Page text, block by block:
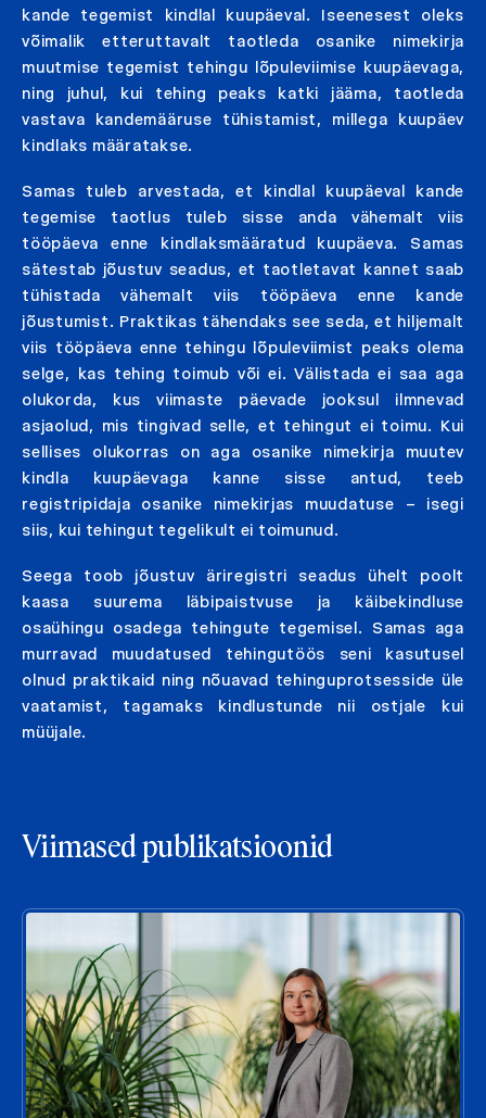
kande tegemist kindlal kuupäeval. Iseenesest oleks
võimalik etteruttavalt taotleda osanike nimekirja
muutmise tegemist tehingu lõpuleviimise kuupäevaga,
ning juhul, kui tehing peaks katki jääma, taotleda
vastava kandemääruse tühistamist, millega kuupäev
kindlaks määratakse.
Samas tuleb arvestada, et kindlal kuupäeval kande
tegemise taotlus tuleb sisse anda vähemalt viis
tööpäeva enne kindlaksmääratud kuupäeva. Samas
sätestab jõustuv seadus, et taotletavat kannet saab
tühistada vähemalt viis tööpäeva enne kande
jõustumist. Praktikas tähendaks see seda, et hiljemalt
viis tööpäeva enne tehingu lõpuleviimist peaks olema
selge, kas tehing toimub või ei. Välistada ei saa aga
olukorda, kus viimaste päevade jooksul ilmnevad
asjaolud, mis tingivad selle, et tehingut ei toimu. Kui
sellises olukorras on aga osanike nimekirja muutev
kindla kuupäevaga kanne sisse antud, teeb
registripidaja osanike nimekirjas muudatuse – isegi
siis, kui tehingut tegelikult ei toimunud.
Seega toob jõustuv äriregistri seadus ühelt poolt
kaasa suurema läbipaistvuse ja käibekindluse
osaühingu osadega tehingute tegemisel. Samas aga
murravad muudatused tehingutöös seni kasutusel
olnud praktikaid ning nõuavad tehinguprotsesside üle
vaatamist, tagamaks kindlustunde nii ostjale kui
müüjale.
Viimased publikatsioonid